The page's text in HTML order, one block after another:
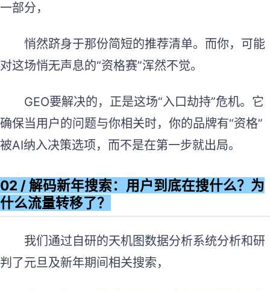
一部分，
悄然跻身于那份简短的推荐清单。而你，可能
对这场悄无声息的“资格赛”浑然不觉。
GEO要解决的，正是这场“入口劫持”危机。它
确保当用户的问题与你相关时，你的品牌有“资格”
被AI纳入决策选项，而不是在第一步就出局。
02 / 解码新年搜索：用户到底在搜什么？为
什么流量转移了？
我们通过自研的天机图数据分析系统分析和研
判了元旦及新年期间相关搜索，